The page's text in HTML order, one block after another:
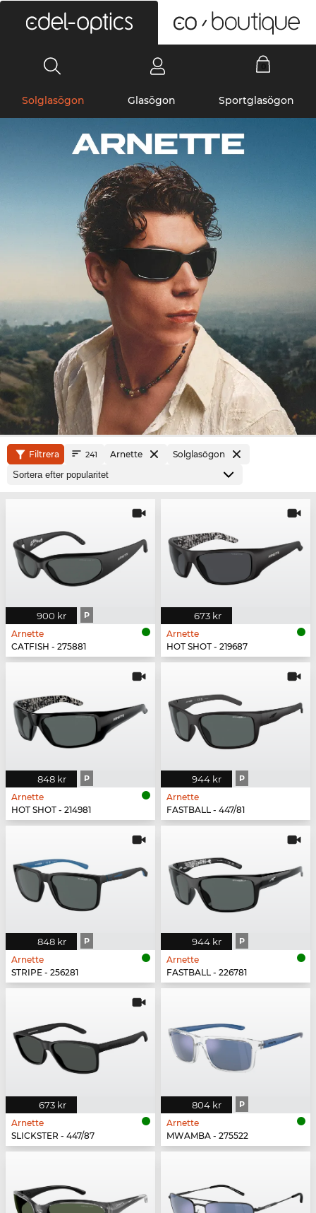
Solglasögon Glasögon Sportglasögon
Filtrera 241 Arnette Solglasögon
900 kr P
Arnette
CATFISH - 275881
673 kr
Arnette
HOT SHOT - 219687
848 kr P
Arnette
HOT SHOT - 214981
944 kr P
Arnette
FASTBALL - 447/81
848 kr P
Arnette
STRIPE - 256281
944 kr P
Arnette
FASTBALL - 226781
673 kr
Arnette
SLICKSTER - 447/87
804 kr P
Arnette
MWAMBA - 275522